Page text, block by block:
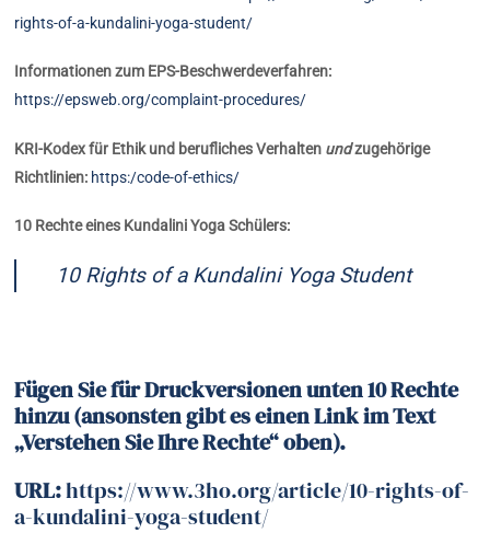
rights-of-a-kundalini-yoga-student/
Informationen zum EPS-Beschwerdeverfahren:
https://epsweb.org/complaint-procedures/
KRI-Kodex für Ethik und berufliches Verhalten undzugehörige
Richtlinien: https:/code-of-ethics/
10 Rechte eines Kundalini Yoga Schülers:
10 Rights of a Kundalini Yoga Student
Fügen Sie für Druckversionen unten 10 Rechte
hinzu (ansonsten gibt es einen Link im Text
„Verstehen Sie Ihre Rechte“ oben).
URL:https://www.3ho.org/article/10-rights-of-
a-kundalini-yoga-student/